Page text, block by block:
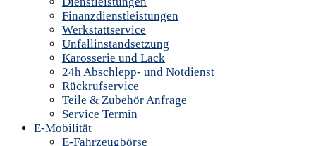
Finanzdienstleistungen
Werkstattservice
Unfallinstandsetzung
Karosserie und Lack
24h Abschlepp- und Notdienst
Rückrufservice
Teile & Zubehör Anfrage
Service Termin
E-Mobilität
E-Fahrzeugbörse